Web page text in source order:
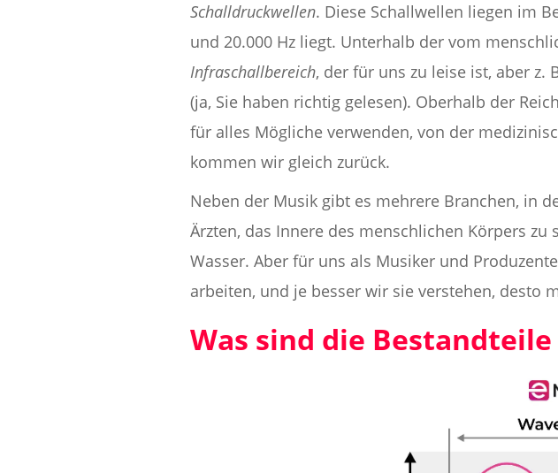
Schalldruckwellen. Diese Schallwellen liegen im
und 20.000 Hz liegt. Unterhalb der vom
Infraschallbereich, der für uns zu leise ist, aber z.
(ja, Sie haben richtig gelesen). Oberhalb der
für alles Mögliche verwenden, von der
kommen wir gleich zurück.
Neben der Musik gibt es mehrere Branchen, in
Ärzten, das Innere des menschlichen Körpers
Wasser. Aber für uns als Musiker und
arbeiten, und je besser wir sie verstehen, desto
Was sind die